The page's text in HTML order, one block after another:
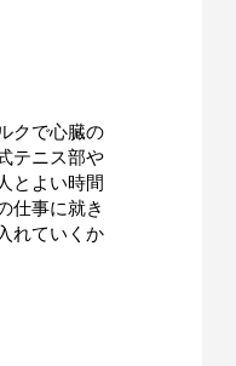
クで心臓の
テニス部や
とよい時間
仕事に就き
れていくか